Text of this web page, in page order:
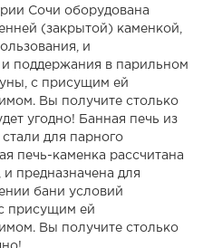
Сочи оборудована
(закрытой) каменкой,
и
и поддержания в парильном
с присущим ей
Вы получите столько
угодно! Банная печь из
для парного
печь-каменка рассчитана
и предназначена для
бани условий
присущим ей
Вы получите столько